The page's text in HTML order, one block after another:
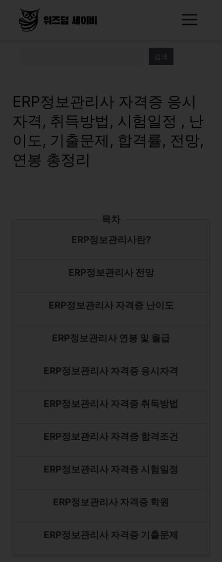
검색
ERP정보관리사 자격증 응시
자격, 취득방법, 시험일정 , 난
이도, 기출문제, 합격률, 전망,
연봉 총정리
목차
ERP정보관리사란?
ERP정보관리사 전망
ERP정보관리사 자격증 난이도
ERP정보관리사 연봉 및 월급
ERP정보관리사 자격증 응시자격
ERP정보관리사 자격증 취득방법
ERP정보관리사 자격증 합격조건
ERP정보관리사 자격증 시험일정
ERP정보관리사 자격증 학원
ERP정보관리사 자격증 기출문제